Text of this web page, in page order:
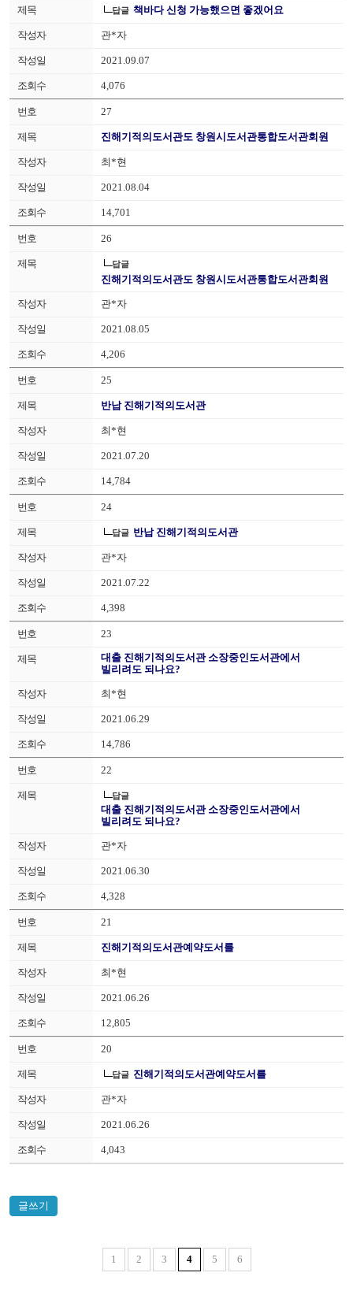
답글 책바다 신청 가능했으면 좋겠어요
관*자
2021.09.07
4,076
27
진해기적의도서관도 창원시도서관통합도서관회원
최*현
2021.08.04
14,701
26
답글
진해기적의도서관도 창원시도서관통합도서관회원
관*자
2021.08.05
4,206
25
반납 진해기적의도서관
최*현
2021.07.20
14,784
24
답글 반납 진해기적의도서관
관*자
2021.07.22
4,398
23
대출 진해기적의도서관 소장중인도서관에서
빌리려도 되나요?
최*현
2021.06.29
14,786
22
답글
대출 진해기적의도서관 소장중인도서관에서
빌리려도 되나요?
관*자
2021.06.30
4,328
21
진해기적의도서관예약도서를
최*현
2021.06.26
12,805
20
답글 진해기적의도서관예약도서를
관*자
2021.06.26
4,043
글쓰기
1 2 3 4 5 6